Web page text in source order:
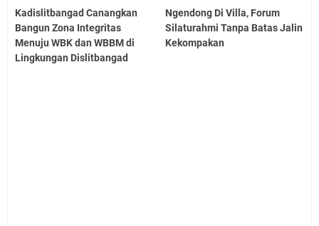
Kadislitbangad Canangkan
Bangun Zona Integritas
Menuju WBK dan WBBM di
Lingkungan Dislitbangad
Ngendong Di Villa, Forum
Silaturahmi Tanpa Batas Jalin
Kekompakan